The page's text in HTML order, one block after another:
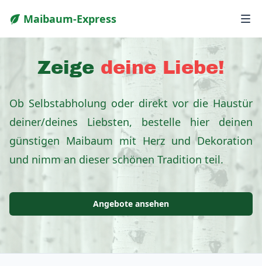
Maibaum-Express
Zeige deine Liebe!
Ob Selbstabholung oder direkt vor die Haustür
deiner/deines Liebsten, bestelle hier deinen
günstigen Maibaum mit Herz und Dekoration
und nimm an dieser schönen Tradition teil.
Angebote ansehen